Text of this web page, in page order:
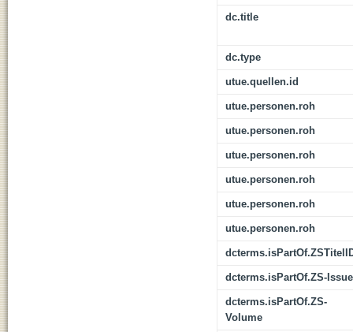
dc.title
dc.type
utue.quellen.id
utue.personen.roh
utue.personen.roh
utue.personen.roh
utue.personen.roh
utue.personen.roh
utue.personen.roh
dcterms.isPartOf.ZS-Issue
dcterms.isPartOf.ZS-
Volume